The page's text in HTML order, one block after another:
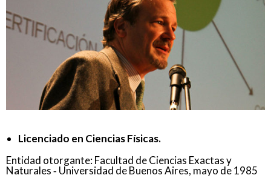
Licenciado en Ciencias Físicas.
Entidad otorgante: Facultad de Ciencias Exactas y
Naturales ‐ Universidad de Buenos Aires, mayo de 1985